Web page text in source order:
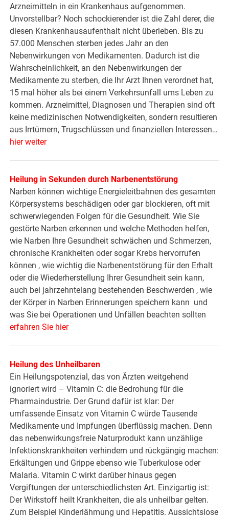
Arzneimitteln in ein Krankenhaus aufgenommen.
Unvorstellbar? Noch schockierender ist die Zahl derer, die
diesen Krankenhausaufenthalt nicht überleben. Bis zu
57.000 Menschen sterben jedes Jahr an den
Nebenwirkungen von Medikamenten. Dadurch ist die
Wahrscheinlichkeit, an den Nebenwirkungen der
Medikamente zu sterben, die Ihr Arzt Ihnen verordnet hat,
15 mal höher als bei einem Verkehrsunfall ums Leben zu
kommen. Arzneimittel, Diagnosen und Therapien sind oft
keine medizinischen Notwendigkeiten, sondern resultieren
aus Irrtümern, Trugschlüssen und finanziellen Interessen…
hier weiter
Heilung in Sekunden durch Narbenentstörung
Narben können wichtige Energieleitbahnen des gesamten
Körpersystems beschädigen oder gar blockieren, oft mit
schwerwiegenden Folgen für die Gesundheit. Wie Sie
gestörte Narben erkennen und welche Methoden helfen,
wie Narben Ihre Gesundheit schwächen und Schmerzen,
chronische Krankheiten oder sogar Krebs hervorrufen
können , wie wichtig die Narbenentstörung für den Erhalt
oder die Wiederherstellung Ihrer Gesundheit sein kann,
auch bei jahrzehntelang bestehenden Beschwerden , wie
der Körper in Narben Erinnerungen speichern kann und
was Sie bei Operationen und Unfällen beachten sollten
erfahren Sie hier
Heilung des Unheilbaren
Ein Heilungspotenzial, das von Ärzten weitgehend
ignoriert wird – Vitamin C: die Bedrohung für die
Pharmaindustrie. Der Grund dafür ist klar: Der
umfassende Einsatz von Vitamin C würde Tausende
Medikamente und Impfungen überflüssig machen. Denn
das nebenwirkungsfreie Naturprodukt kann unzählige
Infektionskrankheiten verhindern und rückgängig machen:
Erkältungen und Grippe ebenso wie Tuberkulose oder
Malaria. Vitamin C wirkt darüber hinaus gegen
Vergiftungen der unterschiedlichsten Art. Einzigartig ist:
Der Wirkstoff heilt Krankheiten, die als unheilbar gelten.
Zum Beispiel Kinderlähmung und Hepatitis. Aussichtslose